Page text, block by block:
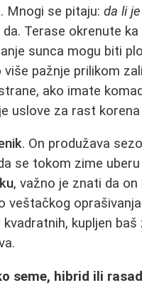
Mnogi se pitaju:da li
Terase okrenute
sunca mogu biti
više pažnje prilikom
ako imate
uslove za rast
. On produžava
se tokom zime
, važno je znati da
veštačkog
kupljen
seme, hibrid ili rasad